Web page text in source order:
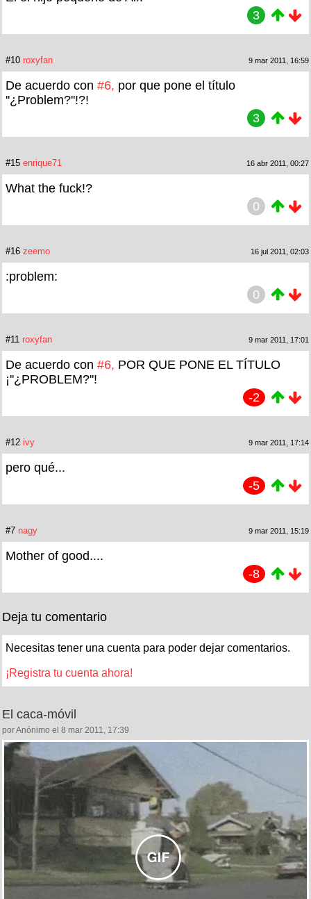
3
#10 roxyfan 9 mar 2011, 16:59
De acuerdo con #6, por que pone el título
''¿Problem?''!?!
3
#15 enrique71 16 abr 2011, 00:27
What the fuck!?
0
#16 zeemo 16 jul 2011, 02:03
:problem:
0
#11 roxyfan 9 mar 2011, 17:01
De acuerdo con #6, POR QUE PONE EL TÍTULO
¡''¿PROBLEM?''!
-2
#12 ivy 9 mar 2011, 17:14
pero qué...
-5
#7 nagy 9 mar 2011, 15:19
Mother of good....
-8
Deja tu comentario
Necesitas tener una cuenta para poder dejar comentarios.
¡Registra tu cuenta ahora!
El caca-móvil
por Anónimo el 8 mar 2011, 17:39